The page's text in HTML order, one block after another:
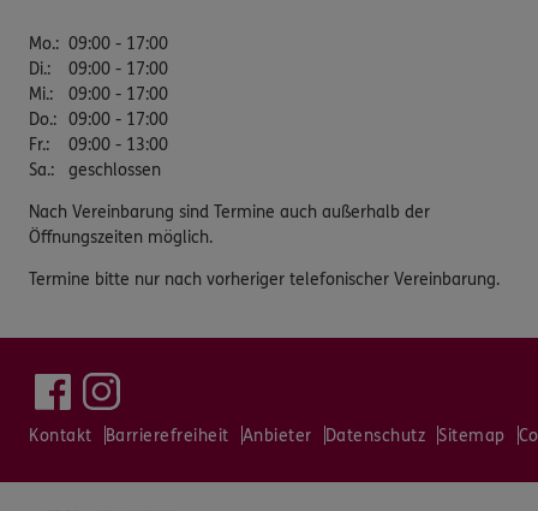
Mo.: 09:00 - 17:00
Di.:
09:00 - 17:00
Mi.:
09:00 - 17:00
Do.: 09:00 - 17:00
Fr.:
09:00 - 13:00
Sa.: geschlossen
Nach Vereinbarung sind Termine auch außerhalb der
Öffnungszeiten möglich.
Termine bitte nur nach vorheriger telefonischer Vereinbarung.
Kontakt Barrierefreiheit Anbieter Datenschutz Sitemap